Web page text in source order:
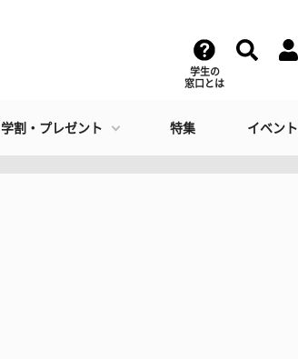
学生の
窓口とは
学割・プレゼント 特集 イベント